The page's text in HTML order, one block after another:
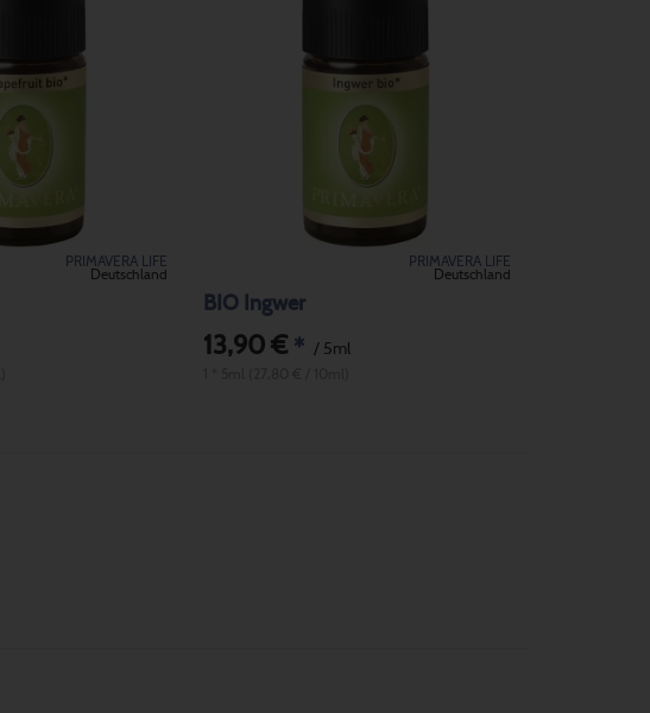
PRIMAVERA LIFE
Deutschland
PRIMAVERA LIFE
Deutschland
BIO Ingwer
13,90 € * / 5ml